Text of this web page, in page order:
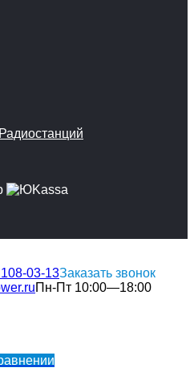
03-13Заказать звонок
Пн-Пт 10:00—18:00